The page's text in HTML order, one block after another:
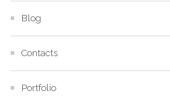
Blog
Contacts
Portfolio